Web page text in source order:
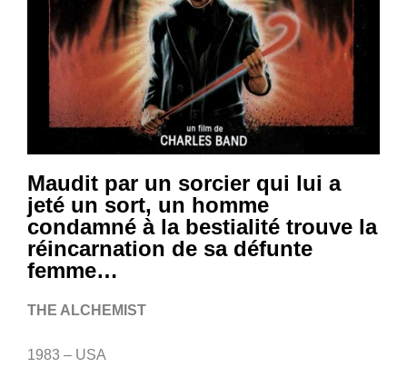
Maudit par un sorcier qui lui a
jeté un sort, un homme
condamné à la bestialité trouve la
réincarnation de sa défunte
femme…
THE ALCHEMIST
1983 – USA